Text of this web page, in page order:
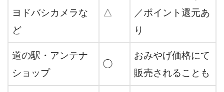
ヨドバシカメラな
ど
△
／ポイント還元あ
り
道の駅・アンテナ
ショップ
◯
おみやげ価格にて
販売されることも